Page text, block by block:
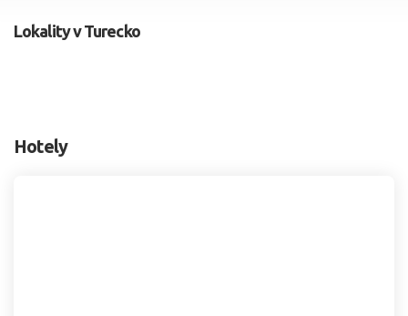
2 dospelí, 0 deti
Lokality v Turecko
Hotely